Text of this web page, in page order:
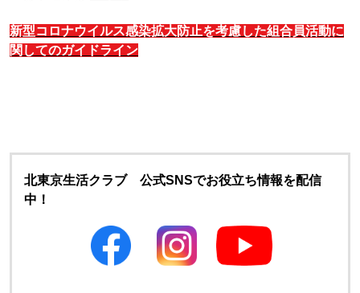
新型コロナウイルス感染拡大防止を考慮した組合員活動に
関してのガイドライン
北東京生活クラブ 公式SNSでお役立ち情報を配信
中！